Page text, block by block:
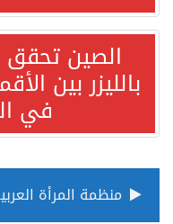
الصين تحقق
بالليزر بين
في